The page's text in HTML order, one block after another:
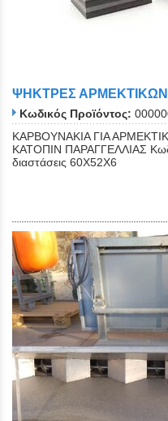
ΨΗΚΤΡΕΣ
Κωδικός Προϊόντος:
ΚΑΡΒΟΥΝΑΚΙΑ ΓΙΑ
ΚΑΤΟΠΙΝ ΠΑΡΑΓΓΕΛΛΙΑΣ
διαστάσεις 60Χ52Χ6